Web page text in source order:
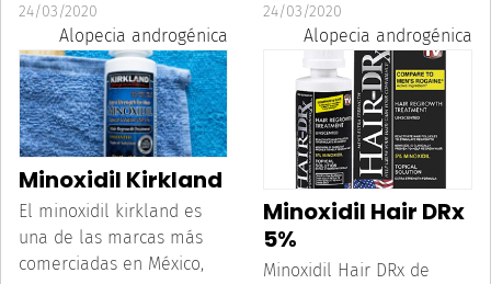
24/03/2020
Alopecia androgénica
Minoxidil Kirkland
El minoxidil kirkland es
una de las marcas más
comerciadas en México,
24/03/2020
Alopecia androgénica
Minoxidil Hair DRx
5%
Minoxidil Hair DRx de